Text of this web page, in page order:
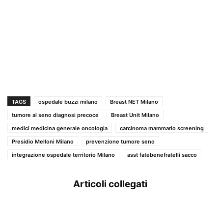
TAGS ospedale buzzi milano
Breast NET Milano
tumore al seno diagnosi precoce
Breast Unit Milano
medici medicina generale oncologia
carcinoma mammario screening
Presidio Melloni Milano
prevenzione tumore seno
integrazione ospedale territorio Milano
asst fatebenefratelli sacco
Articoli collegati